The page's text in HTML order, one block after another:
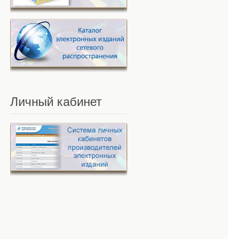
Личный кабинет